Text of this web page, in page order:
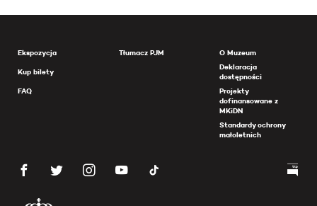
Ekspozycja
Kup bilety
FAQ
Tłumacz PJM
O Muzeum
Deklaracja
dostępności
Projekty
dofinansowane z
MKiDN
Standardy ochrony
małoletnich